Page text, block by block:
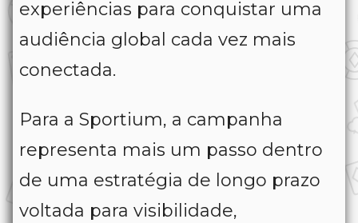
experiências para conquistar uma
audiência global cada vez mais
conectada.
Para a Sportium, a campanha
representa mais um passo dentro
de uma estratégia de longo prazo
voltada para visibilidade,